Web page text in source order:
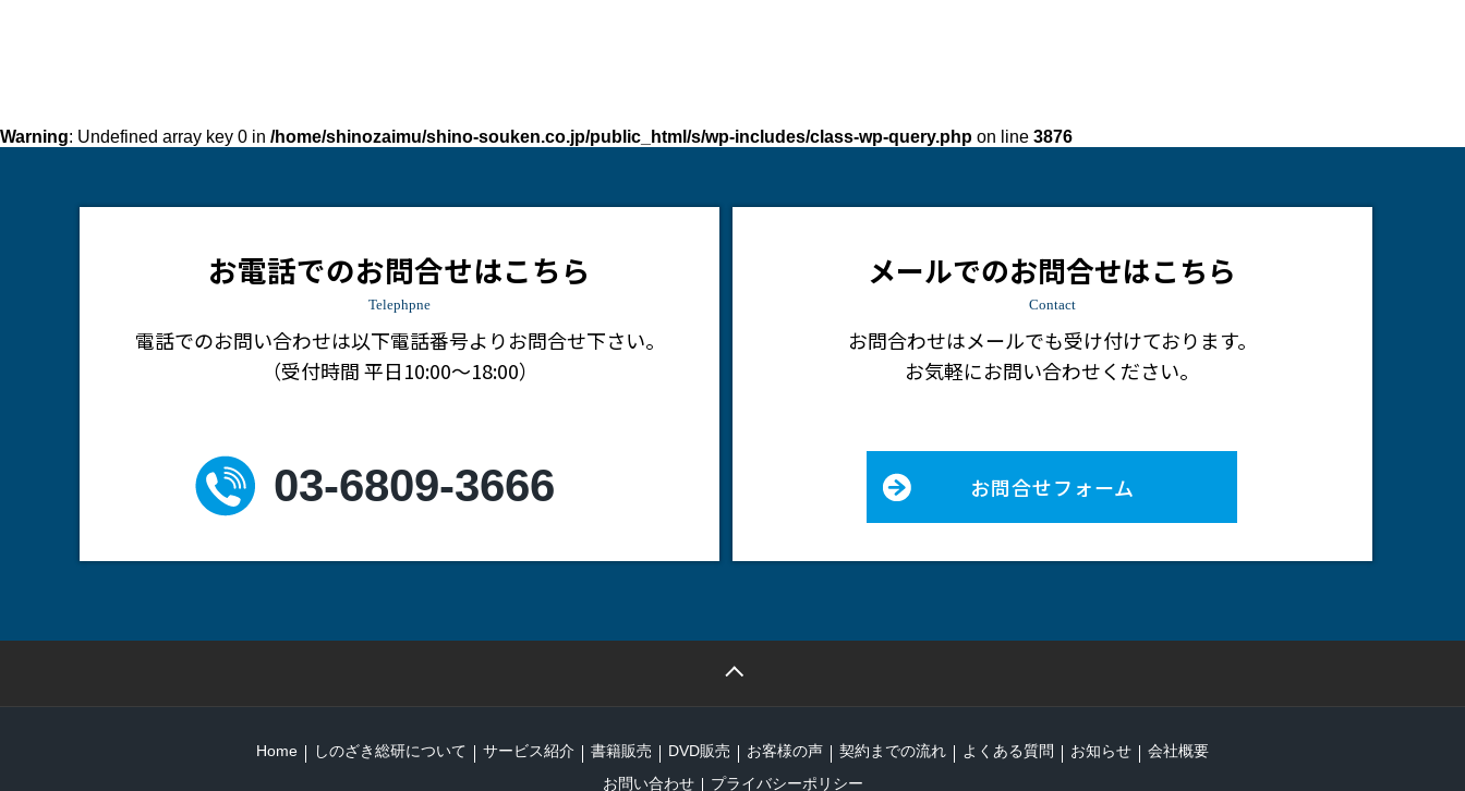
Warning: Undefined array key 0 in /home/shinozaimu/shino-souken.co.jp/public_html/s/wp-includes/class-wp-query.php on line 3876
お電話でのお問合せはこちら
Telephpne
電話でのお問い合わせは以下電話番号よりお問合せ下さい。
（受付時間 平日10:00～18:00）
03-6809-3666
メールでのお問合せはこちら
Contact
お問合わせはメールでも受け付けております。
お気軽にお問い合わせください。
お問合せフォーム
Home しのざき総研について サービス紹介 書籍販売 DVD販売 お客様の声 契約までの流れ よくある質問 お知らせ
会社概要
お問い合わせ
プライバシーポリシー